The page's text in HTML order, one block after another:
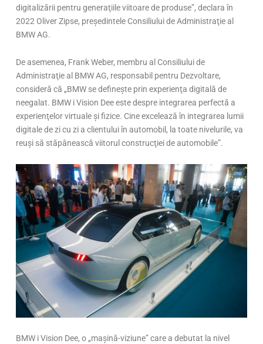
digitalizării pentru generaţiile viitoare de produse”, declara în
2022 Oliver Zipse, preşedintele Consiliului de Administraţie al
BMW AG.
De asemenea, Frank Weber, membru al Consiliului de
Administraţie al BMW AG, responsabil pentru Dezvoltare,
consideră că „BMW se defineşte prin experienţa digitală de
neegalat. BMW i Vision Dee este despre integrarea perfectă a
experienţelor virtuale şi fizice. Cine excelează în integrarea lumii
digitale de zi cu zi a clientului în automobil, la toate nivelurile, va
reuşi să stăpânească viitorul construcţiei de automobile”.
BMW i Vision Dee, o „mașină-viziune” care a debutat la nivel